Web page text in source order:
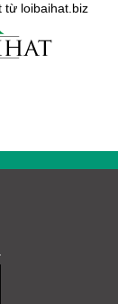
từ loibaihat.biz